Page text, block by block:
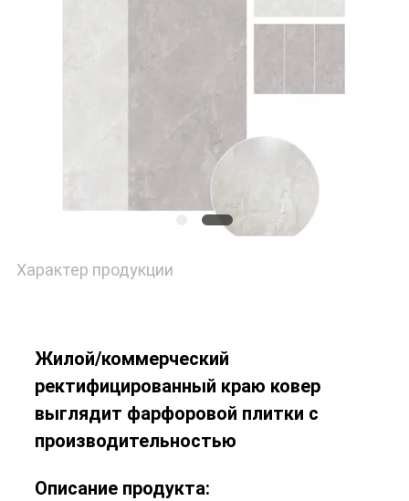
Характер продукции
Жилой/коммерческий
ректифицированный краю ковер
выглядит фарфоровой плитки с
производительностью
Описание продукта: